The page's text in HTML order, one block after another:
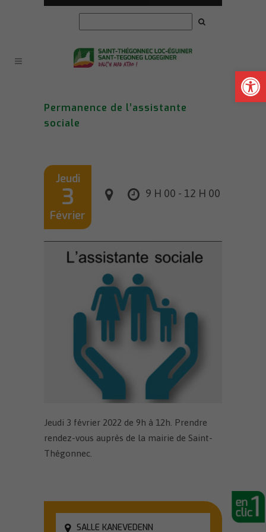
Ouvrir
Permanence de l’assistante
sociale
Jeudi
3
Février
9 H 00 - 12 H 00
Jeudi 3 février 2022 de 9h à 12h. Prendre
rendez-vous auprès de la mairie de Saint-
Thégonnec.
SALLE KANEVEDENN